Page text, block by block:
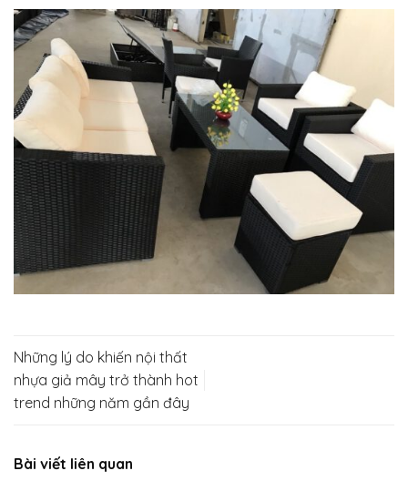
Những lý do khiến nội thất
nhựa giả mây trở thành hot
trend những năm gần đây
Bài viết liên quan